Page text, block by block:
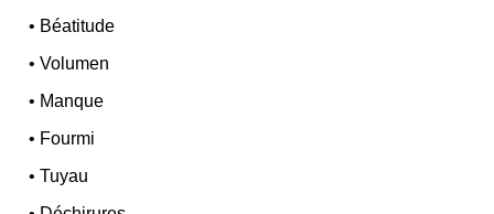
• Béatitude
•Volumen
• Manque
• Fourmi
•Tuyau